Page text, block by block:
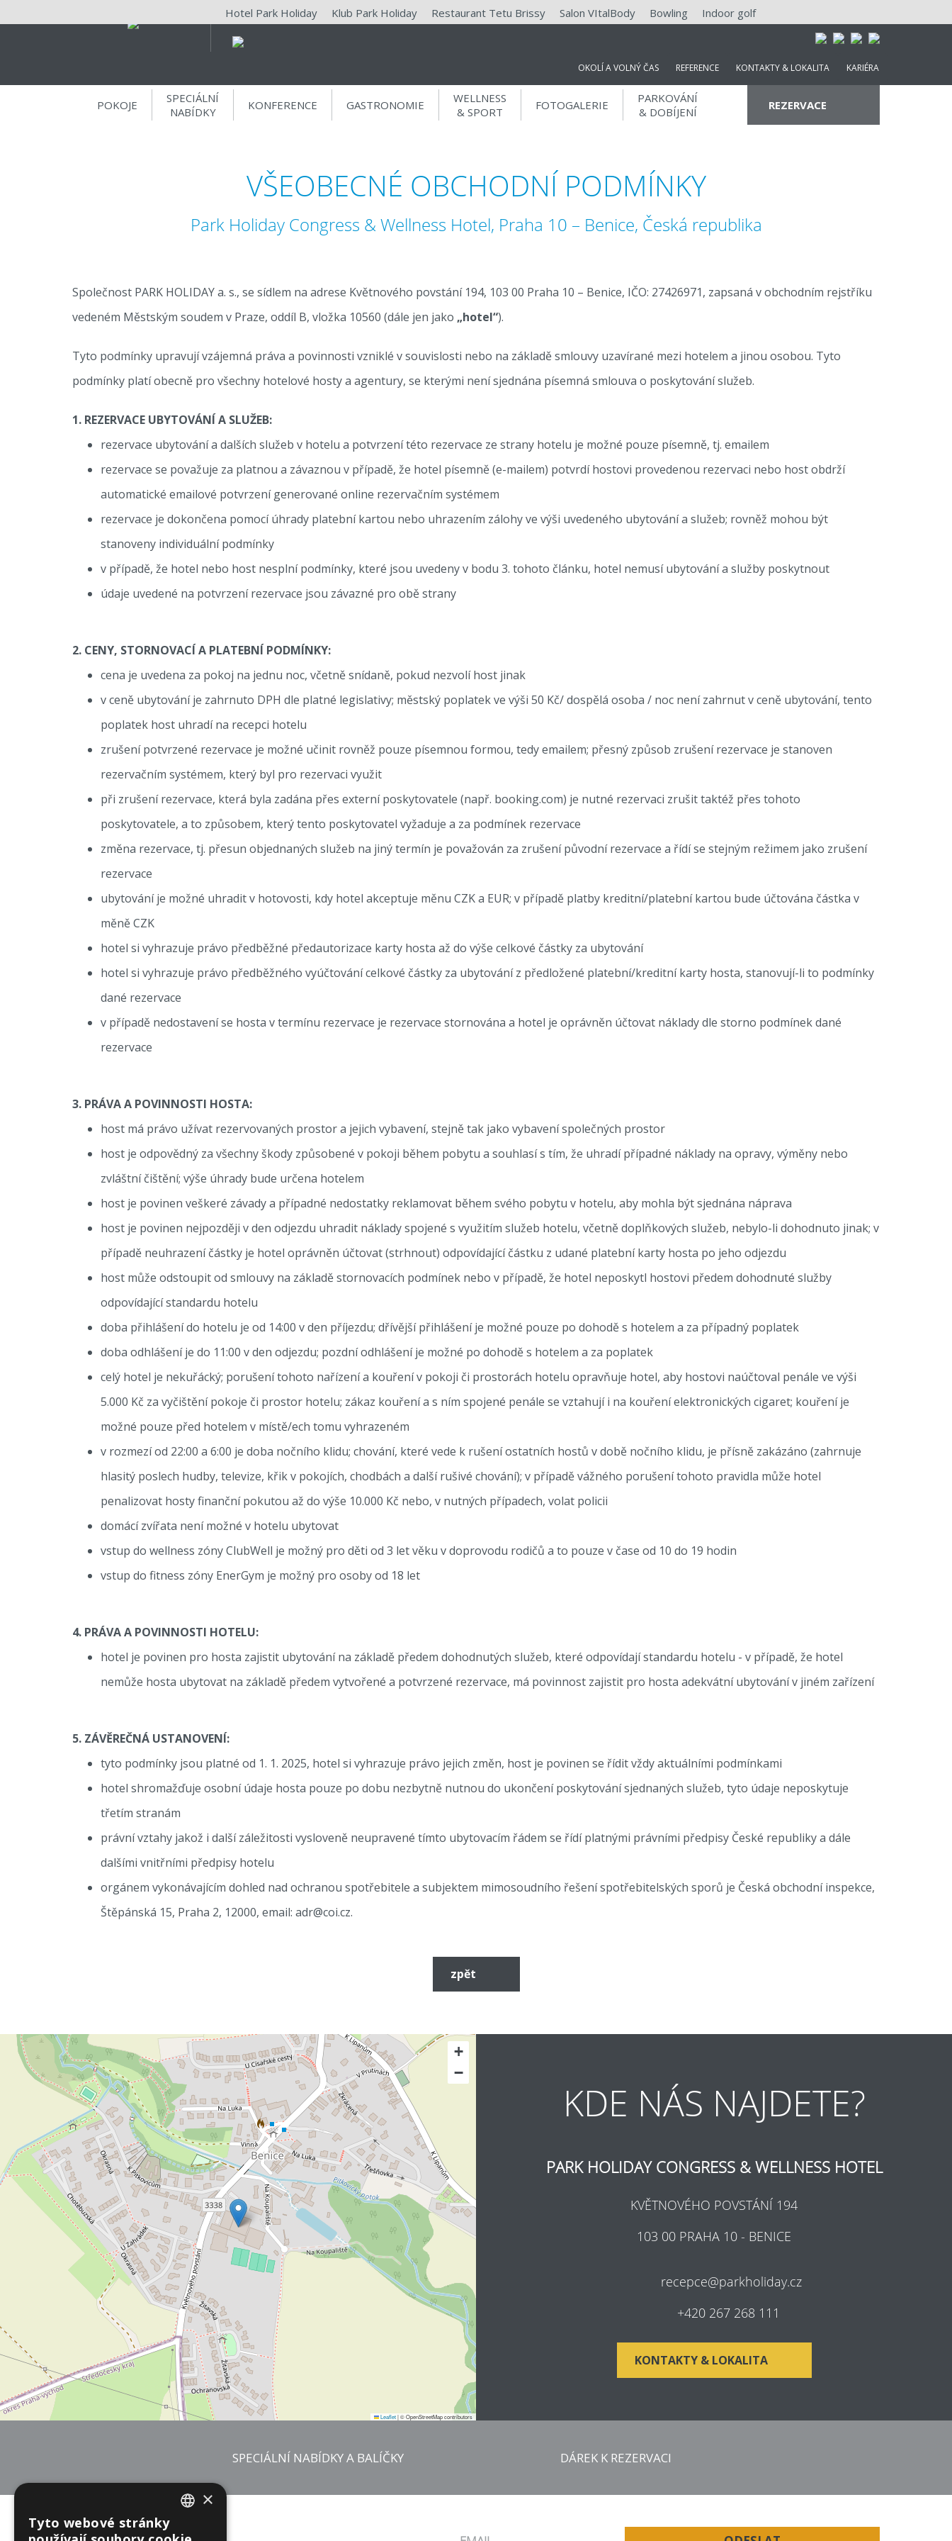
Hotel Park Holiday Klub Park Holiday Restaurant Tetu Brissy Salon VItalBody Bowling Indoor golf
OKOLÍ A VOLNÝ ČAS REFERENCE KONTAKTY & LOKALITA KARIÉRA
POKOJE
SPECIÁLNÍ
NABÍDKY
KONFERENCE GASTRONOMIE
WELLNESS
& SPORT
FOTOGALERIE
PARKOVÁNÍ
& DOBÍJENÍ
REZERVACE
STRÁNKÁCH
Relaxační voucher v
získáte 100 Kč na relaxační
procedury během Vašemu pobytu.
PROMO KÓD
VŠEOBECNÉ OBCHODNÍ PODMÍNKY
Park Holiday Congress & Wellness Hotel, Praha 10 – Benice, Česká republika
Společnost PARK HOLIDAY a. s., se sídlem na adrese Květnového povstání 194, 103 00 Praha 10 – Benice, IČO: 27426971, zapsaná v obchodním rejstříku
vedeném Městským soudem v Praze, oddíl B, vložka 10560 (dále jen jako „hotel“).
Tyto podmínky upravují vzájemná práva a povinnosti vzniklé v souvislosti nebo na základě smlouvy uzavírané mezi hotelem a jinou osobou. Tyto
podmínky platí obecně pro všechny hotelové hosty a agentury, se kterými není sjednána písemná smlouva o poskytování služeb.
1. REZERVACE UBYTOVÁNÍ A SLUŽEB:
rezervace ubytování a dalších služeb v hotelu a potvrzení této rezervace ze strany hotelu je možné pouze písemně, tj. emailem
rezervace se považuje za platnou a závaznou v případě, že hotel písemně (e-mailem) potvrdí hostovi provedenou rezervaci nebo host obdrží
automatické emailové potvrzení generované online rezervačním systémem
rezervace je dokončena pomocí úhrady platební kartou nebo uhrazením zálohy ve výši uvedeného ubytování a služeb; rovněž mohou být
stanoveny individuální podmínky
v případě, že hotel nebo host nesplní podmínky, které jsou uvedeny v bodu 3. tohoto článku, hotel nemusí ubytování a služby poskytnout
údaje uvedené na potvrzení rezervace jsou závazné pro obě strany
2. CENY, STORNOVACÍ A PLATEBNÍ PODMÍNKY:
cena je uvedena za pokoj na jednu noc, včetně snídaně, pokud nezvolí host jinak
v ceně ubytování je zahrnuto DPH dle platné legislativy; městský poplatek ve výši 50 Kč/ dospělá osoba / noc není zahrnut v ceně ubytování, tento
poplatek host uhradí na recepci hotelu
zrušení potvrzené rezervace je možné učinit rovněž pouze písemnou formou, tedy emailem; přesný způsob zrušení rezervace je stanoven
rezervačním systémem, který byl pro rezervaci využit
při zrušení rezervace, která byla zadána přes externí poskytovatele (např. booking.com) je nutné rezervaci zrušit taktéž přes tohoto
poskytovatele, a to způsobem, který tento poskytovatel vyžaduje a za podmínek rezervace
změna rezervace, tj. přesun objednaných služeb na jiný termín je považován za zrušení původní rezervace a řídí se stejným režimem jako zrušení
rezervace
ubytování je možné uhradit v hotovosti, kdy hotel akceptuje měnu CZK a EUR; v případě platby kreditní/platební kartou bude účtována částka v
měně CZK
hotel si vyhrazuje právo předběžné předautorizace karty hosta až do výše celkové částky za ubytování
hotel si vyhrazuje právo předběžného vyúčtování celkové částky za ubytování z předložené platební/kreditní karty hosta, stanovují-li to podmínky
dané rezervace
v případě nedostavení se hosta v termínu rezervace je rezervace stornována a hotel je oprávněn účtovat náklady dle storno podmínek dané
rezervace
3. PRÁVA A POVINNOSTI HOSTA:
host má právo užívat rezervovaných prostor a jejich vybavení, stejně tak jako vybavení společných prostor
host je odpovědný za všechny škody způsobené v pokoji během pobytu a souhlasí s tím, že uhradí případné náklady na opravy, výměny nebo
zvláštní čištění; výše úhrady bude určena hotelem
host je povinen veškeré závady a případné nedostatky reklamovat během svého pobytu v hotelu, aby mohla být sjednána náprava
host je povinen nejpozději v den odjezdu uhradit náklady spojené s využitím služeb hotelu, včetně doplňkových služeb, nebylo-li dohodnuto jinak; v
případě neuhrazení částky je hotel oprávněn účtovat (strhnout) odpovídající částku z udané platební karty hosta po jeho odjezdu
host může odstoupit od smlouvy na základě stornovacích podmínek nebo v případě, že hotel neposkytl hostovi předem dohodnuté služby
odpovídající standardu hotelu
doba přihlášení do hotelu je od 14:00 v den příjezdu; dřívější přihlášení je možné pouze po dohodě s hotelem a za případný poplatek
doba odhlášení je do 11:00 v den odjezdu; pozdní odhlášení je možné po dohodě s hotelem a za poplatek
celý hotel je nekuřácký; porušení tohoto nařízení a kouření v pokoji či prostorách hotelu opravňuje hotel, aby hostovi naúčtoval penále ve výši
5.000 Kč za vyčištění pokoje či prostor hotelu; zákaz kouření a s ním spojené penále se vztahují i na kouření elektronických cigaret; kouření je
možné pouze před hotelem v místě/ech tomu vyhrazeném
v rozmezí od 22:00 a 6:00 je doba nočního klidu; chování, které vede k rušení ostatních hostů v době nočního klidu, je přísně zakázáno (zahrnuje
hlasitý poslech hudby, televize, křik v pokojích, chodbách a další rušivé chování); v případě vážného porušení tohoto pravidla může hotel
penalizovat hosty finanční pokutou až do výše 10.000 Kč nebo, v nutných případech, volat policii
domácí zvířata není možné v hotelu ubytovat
vstup do wellness zóny ClubWell je možný pro děti od 3 let věku v doprovodu rodičů a to pouze v čase od 10 do 19 hodin
vstup do fitness zóny EnerGym je možný pro osoby od 18 let
4. PRÁVA A POVINNOSTI HOTELU:
hotel je povinen pro hosta zajistit ubytování na základě předem dohodnutých služeb, které odpovídají standardu hotelu - v případě, že hotel
nemůže hosta ubytovat na základě předem vytvořené a potvrzené rezervace, má povinnost zajistit pro hosta adekvátní ubytování v jiném zařízení
5. ZÁVĚREČNÁ USTANOVENÍ:
tyto podmínky jsou platné od 1. 1. 2025, hotel si vyhrazuje právo jejich změn, host je povinen se řídit vždy aktuálními podmínkami
hotel shromažďuje osobní údaje hosta pouze po dobu nezbytně nutnou do ukončení poskytování sjednaných služeb, tyto údaje neposkytuje
třetím stranám
právní vztahy jakož i další záležitosti vysloveně neupravené tímto ubytovacím řádem se řídí platnými právními předpisy České republiky a dále
dalšími vnitřními předpisy hotelu
orgánem vykonávajícím dohled nad ochranou spotřebitele a subjektem mimosoudního řešení spotřebitelských sporů je Česká obchodní inspekce,
Štěpánská 15, Praha 2, 12000, email: adr@coi.cz.
zpět
+
−
Leaflet|© OpenStreetMap contributors
KDE NÁS NAJDETE?
PARK HOLIDAY CONGRESS & WELLNESS HOTEL
KVĚTNOVÉHO POVSTÁNÍ 194
103 00 PRAHA 10 - BENICE
recepce@parkholiday.cz
+420 267 268 111
KONTAKTY & LOKALITA
SPECIÁLNÍ NABÍDKY A BALÍČKY DÁREK K REZERVACI
×
Tyto webové stránky